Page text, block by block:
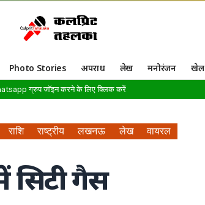
Photo Stories अपराध लेख मनोरंजन खेल
ग्रुप जॉइन करने के लिए क्लिक करें
राशि राष्ट्रीय लखनऊ लेख
वायरल
सिटी गैस